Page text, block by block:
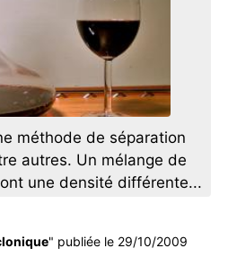
méthode de séparation
autres. Un mélange de
une densité différente...
" publiée le 29/10/2009